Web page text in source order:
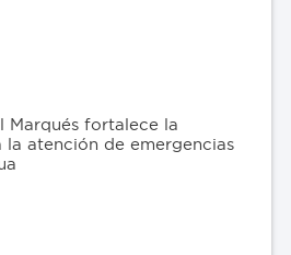
Marqués fortalece la
atención de emergencias